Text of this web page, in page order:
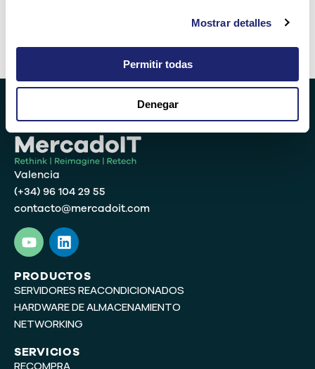
Mostrar detalles
Permitir todas
Denegar
Valencia
(+34) 96 104 29 55
contacto@mercadoit.com
Y
o
u
t
u
b
e
L
i
n
k
e
d
i
PRODUCTOS
SERVIDORES REACONDICIONADOS
HARDWARE DE ALMACENAMIENTO
NETWORKING
SERVICIOS
RECOMPRA